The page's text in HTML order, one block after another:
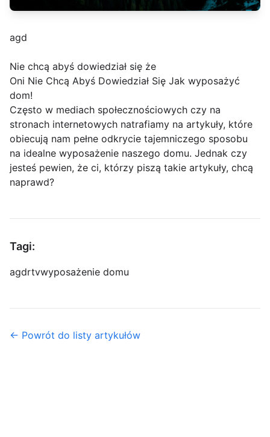
agd
Nie chcą abyś dowiedział się że
Oni Nie Chcą Abyś Dowiedział Się Jak wyposażyć
dom!
Często w mediach społecznościowych czy na
stronach internetowych natrafiamy na artykuły, które
obiecują nam pełne odkrycie tajemniczego sposobu
na idealne wyposażenie naszego domu. Jednak czy
jesteś pewien, że ci, którzy piszą takie artykuły, chcą
naprawd?
Tagi:
agdrtvwyposażenie domu
← Powrót do listy artykułów